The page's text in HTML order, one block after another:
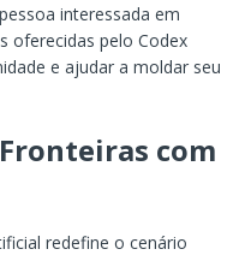
interessada em
oferecidas pelo Codex
e ajudar a moldar seu
com
redefine o cenário